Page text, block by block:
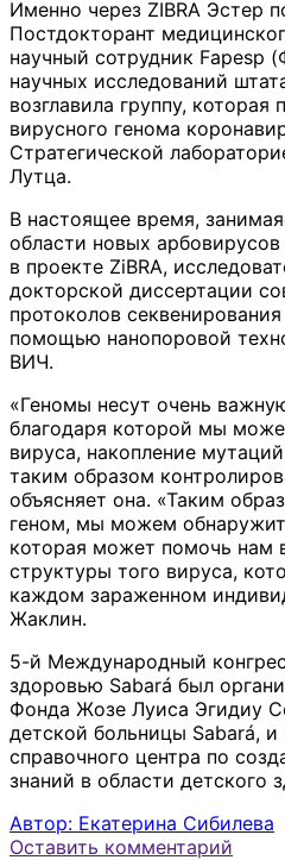
Именно через ZIBRA Эстер
Постдокторант
научный сотрудник Fapesp
научных исследований
возглавила группу, которая
вирусного генома
Стратегической
Лутца.
В настоящее время,
области новых
в проекте ZiBRA,
докторской диссертации
протоколов
помощью нанопоровой
ВИЧ.
«Геномы несут очень
благодаря которой мы
вируса, накопление
таким образом
объясняет она. «Таким
геном, мы можем
которая может помочь нам
структуры того вируса,
каждом зараженном
Жаклин.
5-й Международный
здоровью Sabará был
Фонда Жозе Луиса Эгидиу
детской больницы Sabará, и
справочного центра по
знаний в области детского
Автор: Екатерина Сибилева
Оставить комментарий